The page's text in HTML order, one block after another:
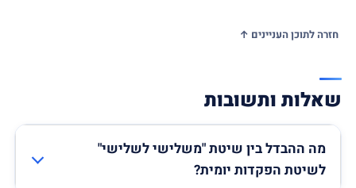
חזרה לתוכן העניינים ↑
שאלות ותשובות
מה ההבדל בין שיטת "משלישי לשלישי"
לשיטת הפקדות יומית?